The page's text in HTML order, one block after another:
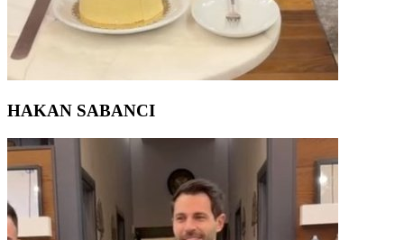
HAKAN SABANCI